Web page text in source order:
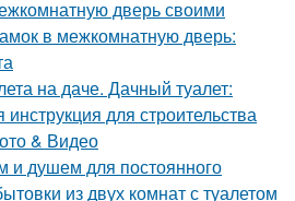
дверь своими
в межкомнатную дверь:
на даче. Дачный туалет:
для строительства
& Видео
и душем для постоянного
из двух комнат с туалетом